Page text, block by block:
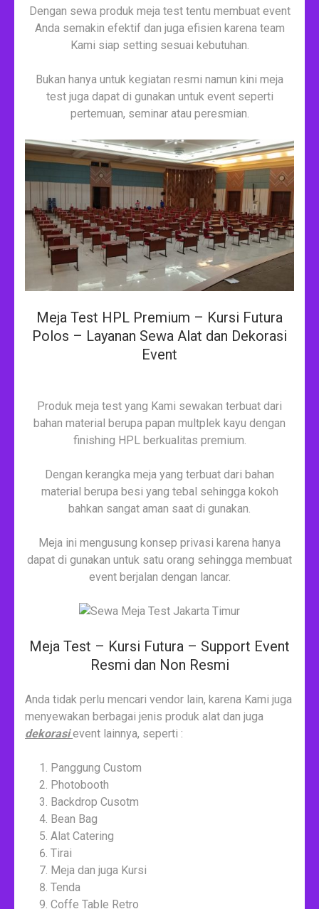
Dengan sewa produk meja test tentu membuat event
Anda semakin efektif dan juga efisien karena team
Kami siap setting sesuai kebutuhan.
Bukan hanya untuk kegiatan resmi namun kini meja
test juga dapat di gunakan untuk event seperti
pertemuan, seminar atau peresmian.
Meja Test HPL Premium – Kursi Futura
Polos – Layanan Sewa Alat dan Dekorasi
Event
Produk meja test yang Kami sewakan terbuat dari
bahan material berupa papan multplek kayu dengan
finishing HPL berkualitas premium.
Dengan kerangka meja yang terbuat dari bahan
material berupa besi yang tebal sehingga kokoh
bahkan sangat aman saat di gunakan.
Meja ini mengusung konsep privasi karena hanya
dapat di gunakan untuk satu orang sehingga membuat
event berjalan dengan lancar.
Meja Test – Kursi Futura – Support Event
Resmi dan Non Resmi
Anda tidak perlu mencari vendor lain, karena Kami juga
menyewakan berbagai jenis produk alat dan juga
dekorasievent lainnya, seperti :
Panggung Custom
Photobooth
Backdrop Cusotm
Bean Bag
Alat Catering
Tirai
Meja dan juga Kursi
Tenda
Coffe Table Retro